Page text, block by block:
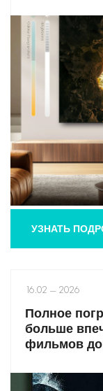
УЗНАТЬ
16.02 — 2026
Полное
больше
фильмов